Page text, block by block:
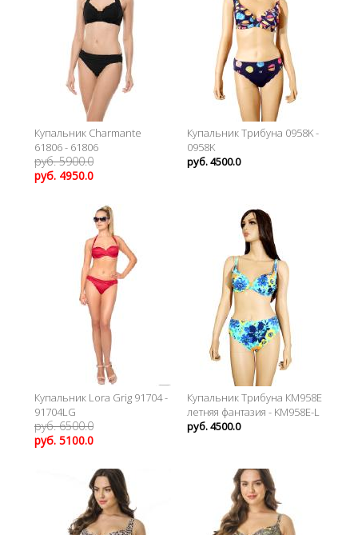
Купальник Charmante
61806 - 61806
руб. 5900.0
руб. 4950.0
Купальник Трибуна 0958K -
0958K
руб. 4500.0
Купальник Lora Grig 91704 -
91704LG
руб. 6500.0
руб. 5100.0
Купальник Трибуна КМ958Е
летняя фантазия - KM958E-L
руб. 4500.0